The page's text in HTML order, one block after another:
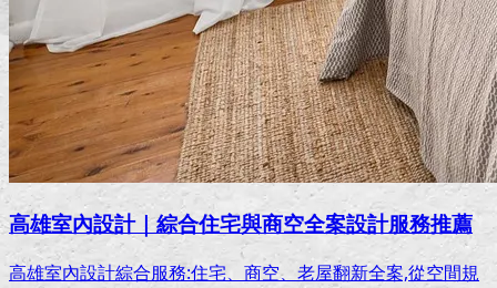
高雄室內設計｜綜合住宅與商空全案設計服務推薦
高雄室內設計綜合服務:住宅、商空、老屋翻新全案,從空間規